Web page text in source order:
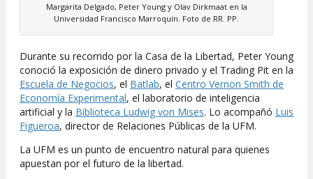
Margarita Delgado, Peter Young y Olav Dirkmaat en la
Universidad Francisco Marroquín. Foto de RR. PP.
Durante su recorrido por la Casa de la Libertad, Peter Young
conoció la exposición de dinero privado y el Trading Pit en la
Escuela de Negocios, el Batlab, el Centro Vernon Smith de
Economía Experimental, el laboratorio de inteligencia
artificial y la Biblioteca Ludwig von Mises. Lo acompañó Luis
Figueroa, director de Relaciones Públicas de la UFM.
La UFM es un punto de encuentro natural para quienes
apuestan por el futuro de la libertad.